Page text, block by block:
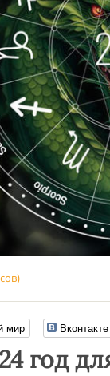
мир Вконтакте
год